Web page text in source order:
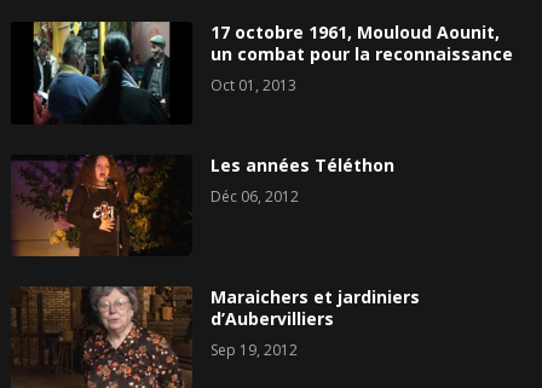
17 octobre 1961, Mouloud Aounit,
un combat pour la reconnaissance
Oct 01, 2013
Les années Téléthon
Déc 06, 2012
Maraichers et jardiniers
d’Aubervilliers
Sep 19, 2012